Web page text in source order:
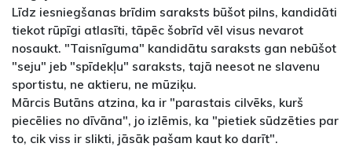
Līdz iesniegšanas brīdim saraksts būšot pilns, kandidāti
tiekot rūpīgi atlasīti, tāpēc šobrīd vēl visus nevarot
nosaukt. "Taisnīguma" kandidātu saraksts gan nebūšot
"seju" jeb "spīdekļu" saraksts, tajā neesot ne slavenu
sportistu, ne aktieru, ne mūziķu.
Mārcis Butāns atzina, ka ir "parastais cilvēks, kurš
piecēlies no dīvāna", jo izlēmis, ka "pietiek sūdzēties par
to, cik viss ir slikti, jāsāk pašam kaut ko darīt".